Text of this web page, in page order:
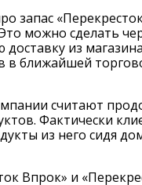
запас
можно сделать
доставку из
в ближайшей
считают
Фактически
из него сидя
Впрок» и